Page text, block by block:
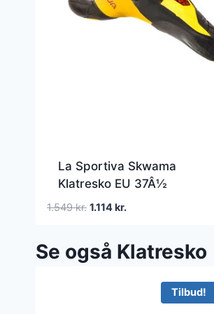
La Sportiva Skwama
Klatresko EU 37Â½
Sort/Gul Klatresko
1.549kr. Den
pris
var:
1.114kr.Den
er:
Se også Klatresko
Tilbud!